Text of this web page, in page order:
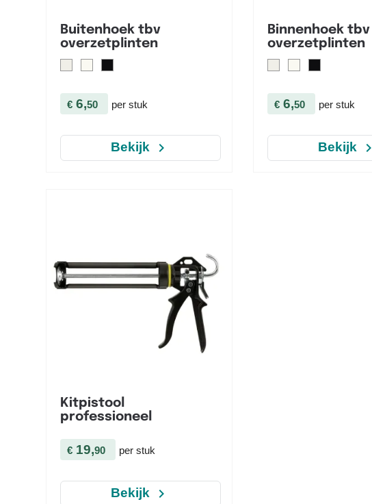
Buitenhoek tbv
overzetplinten
€ 6,50 per stuk
Bekijk navigate_next
Binnenhoek tbv
overzetplinten
€6,50 per stuk
Bekijk navigate_next
Kitpistool
professioneel
€ 19,90 per stuk
Bekijk navigate_next